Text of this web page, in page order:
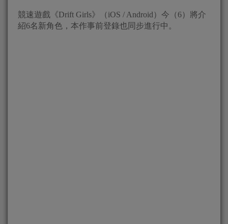
競速遊戲《Drift Girls》（iOS / Android）今（6）將介
紹6名新角色，本作事前登錄也同步進行中。